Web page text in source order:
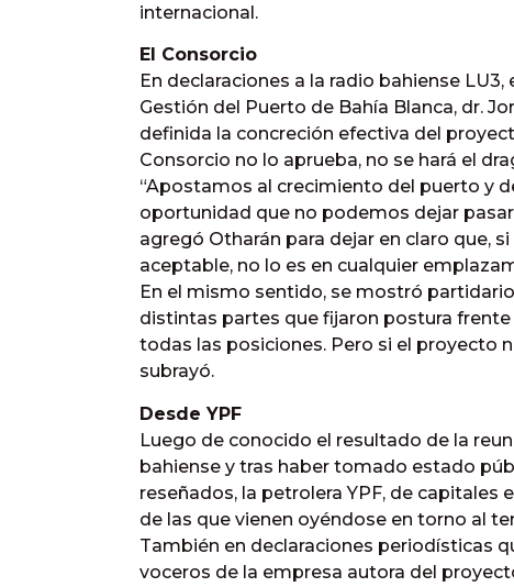
internacional.
El Consorcio
En declaraciones a la radio bahiense
Gestión del Puerto de Bahía Blanca, dr.
definida la concreción efectiva del
Consorcio no lo aprueba, no se hará el
“Apostamos al crecimiento del puerto y
oportunidad que no podemos dejar
agregó Otharán para dejar en claro que,
aceptable, no lo es en cualquier
En el mismo sentido, se mostró
distintas partes que fijaron postura
todas las posiciones. Pero si el proyecto
subrayó.
Desde YPF
Luego de conocido el resultado de la
bahiense y tras haber tomado estado
reseñados, la petrolera YPF, de capitales
de las que vienen oyéndose en torno al
También en declaraciones periodísticas
voceros de la empresa autora del